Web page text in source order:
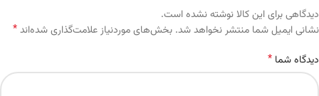
دیدگاهی برای این کالا نوشته نشده است.
نشانی ایمیل شما منتشر نخواهد شد. بخش‌های موردنیاز علامت‌گذاری شده‌اند*
دیدگاه شما *
Alternative: